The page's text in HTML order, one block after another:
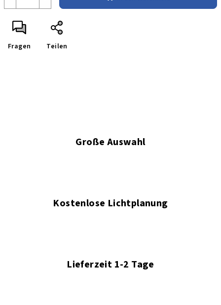
Fragen Teilen
Große Auswahl
Kostenlose Lichtplanung
Lieferzeit 1-2 Tage